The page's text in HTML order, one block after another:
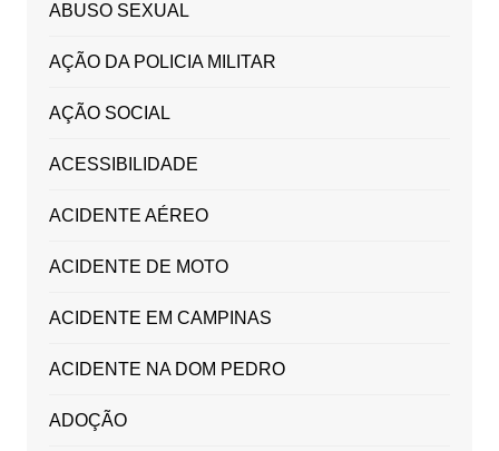
ABUSO SEXUAL
AÇÃO DA POLICIA MILITAR
AÇÃO SOCIAL
ACESSIBILIDADE
ACIDENTE AÉREO
ACIDENTE DE MOTO
ACIDENTE EM CAMPINAS
ACIDENTE NA DOM PEDRO
ADOÇÃO